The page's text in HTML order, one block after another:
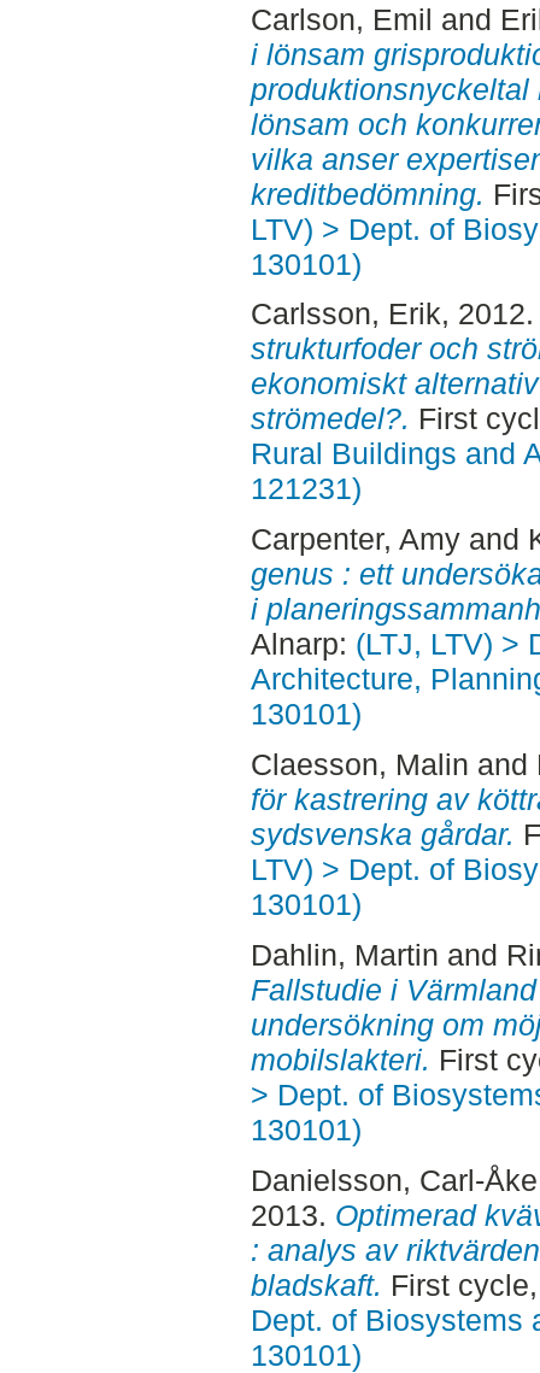
Carlson, Emil and
i lönsam
produktionsnyckeltal
lönsam och
vilka anser
kreditbedömning.
LTV) > Dept. of
130101)
Carlsson, Erik,
strukturfoder och
ekonomiskt
strömedel?. First
Rural Buildings and
121231)
Carpenter, Amyand
genus : ett
i
Alnarp: (LTJ, LTV) >
Architecture,
130101)
Claesson, Malin and
för kastrering av
sydsvenska gårdar.
LTV) > Dept. of
130101)
Dahlin, Martin and
Fallstudie i
undersökning om
mobilslakteri. First
> Dept. of
130101)
Danielsson, Carl-Åke
2013. Optimerad
: analys av
bladskaft. First
Dept. of Biosystems
130101)